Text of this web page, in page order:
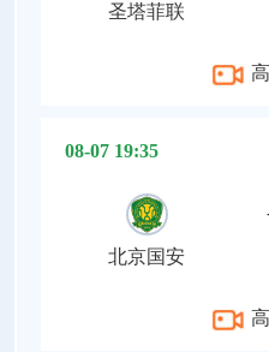
圣塔菲联
08-07 19:35
北京国安